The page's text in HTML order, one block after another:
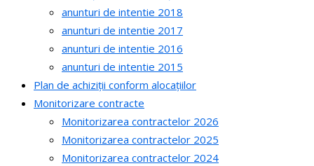
anunturi de intentie 2018
anunturi de intentie 2017
anunturi de intentie 2016
anunturi de intentie 2015
Plan de achiziții conform alocațiilor
Monitorizare contracte
Monitorizarea contractelor 2026
Monitorizarea contractelor 2025
Monitorizarea contractelor 2024